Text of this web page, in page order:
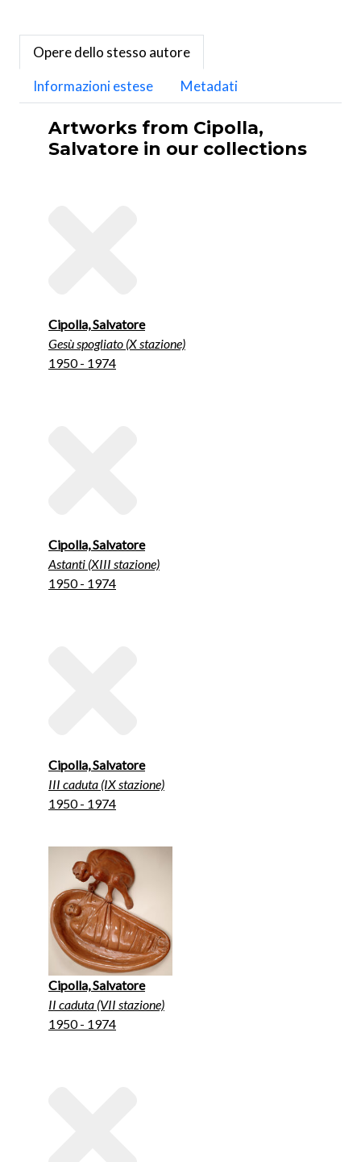
Opere dello stesso autore
Informazioni estese
Metadati
Artworks from Cipolla,
Salvatore in our collections
Cipolla, Salvatore
Gesù spogliato (X stazione)
1950 - 1974
Cipolla, Salvatore
Astanti (XIII stazione)
1950 - 1974
Cipolla, Salvatore
III caduta (IX stazione)
1950 - 1974
Cipolla, Salvatore
II caduta (VII stazione)
1950 - 1974